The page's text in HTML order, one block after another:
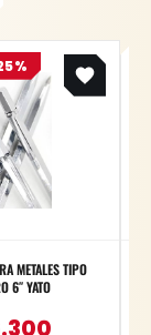
METALES TIPO
6″ YATO
Original
price
was:
$ 8.400.
Current
price
is:
$ 6.300.